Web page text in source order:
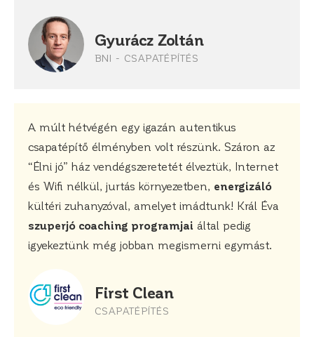
Gyurácz Zoltán
BNI - CSAPATÉPÍTÉS
A múlt hétvégén egy igazán autentikus
csapatépítő élményben volt részünk. Száron az
“Élni jó” ház vendégszeretetét élveztük, Internet
és Wifi nélkül, jurtás környezetben, energizáló
kültéri zuhanyzóval, amelyet imádtunk! Král Éva
szuperjó coaching programjai által pedig
igyekeztünk még jobban megismerni egymást.
First Clean
CSAPATÉPÍTÉS